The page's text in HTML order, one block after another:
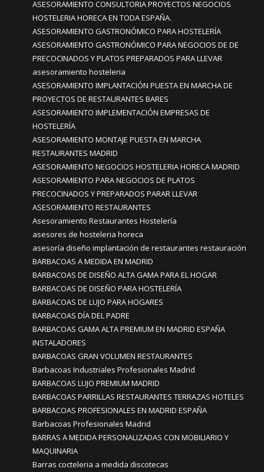
ASESORAMIENTO CONSULTORIA PROYECTOS NEGOCIOS
HOSTELERIA HORECA EN TODA ESPAÑA.
ASESORAMIENTO GASTRONÓMICO PARA HOSTELERÍA
ASESORAMIENTO GASTRONÓMICO PARA NEGOCIOS DE DE
PRECOCINADOS Y PLATOS PREPARADOS PARA LLEVAR
asesoramiento hosteleria
ASESORAMIENTO IMPLANTACIÓN PUESTA EN MARCHA DE
PROYECTOS DE RESTAURANTES BARES
ASESORAMIENTO IMPLEMENTACIÓN EMPRESAS DE
HOSTELERÍA
ASESORAMIENTO MONTAJE PUESTA EN MARCHA
RESTAURANTES MADRID
ASESORAMIENTO NEGOCIOS HOSTELERIA HORECA MADRID
ASESORAMIENTO PARA NEGOCIOS DE PLATOS
PRECOCINADOS Y PREPARADOS PARAR LLEVAR
ASESORAMIENTO RESTAURANTES
Asesoramiento Restaurantes Hostelería
asesores de hosteleria horeca
asesoría diseño implantación de restaurantes restauración
BARBACOAS A MEDIDA EN MADRID
BARBACOAS DE DISEÑO ALTA GAMA PARA EL HOGAR
BARBACOAS DE DISEÑO PARA HOSTELERÍA
BARBACOAS DE LUJO PARA HOGARES
BARBACOAS DÍA DEL PADRE
BARBACOAS GAMA ALTA PREMIUM EN MADRID ESPAÑA
INSTALADORES
BARBACOAS GRAN VOLUMEN RESTAURANTES
Barbacoas Industriales Profesionales Madrid
BARBACOAS LUJO PREMIUM MADRID
BARBACOAS PARRILLAS RESTAURANTES TERRAZAS HOTELES
BARBACOAS PROFESIONALES EN MADRID ESPAÑA
Barbacoas Profesionales Madrid
BARRAS A MEDIDA PERSONALIZADAS CON MOBILIARIO Y
MAQUINARIA
Barras cocteleria a medida discotecas